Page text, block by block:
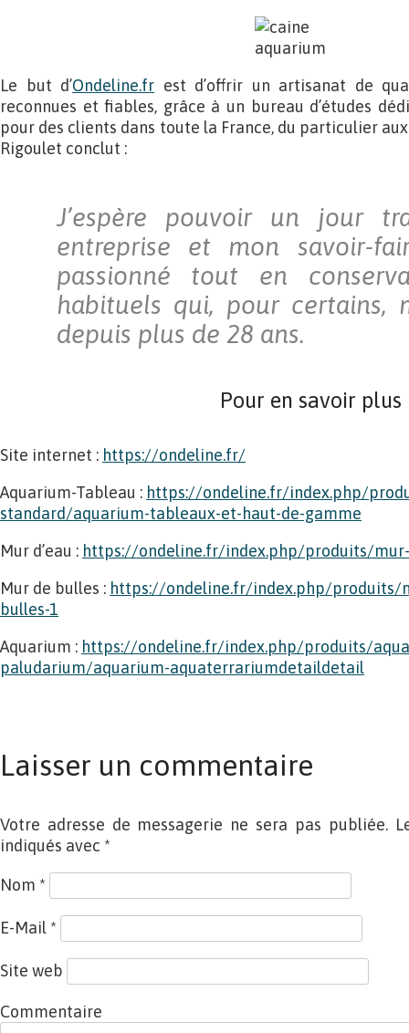
Le but d’Ondeline.fr est d’offrir un artisanat de
reconnues et fiables, grâce à un bureau d’études
pour des clients dans toute la France, du particulier
Rigoulet conclut :
J’espère pouvoir un jour
entreprise et mon savoir-
passionné tout en
habituels qui, pour certains,
depuis plus de 28 ans.
Pour en savoir plus
Site internet : https://ondeline.fr/
Aquarium-Tableau : https://ondeline.fr/index.php/
standard/aquarium-tableaux-et-haut-de-gamme
Mur d’eau : https://ondeline.fr/index.php/produits/
Mur de bulles : https://ondeline.fr/index.php/produits/
bulles-1
Aquarium : https://ondeline.fr/index.php/produits/
paludarium/aquarium-aquaterrariumdetaildetail
Laisser un commentaire
Votre adresse de messagerie ne sera pas publiée.
indiqués avec *
Nom *
E-Mail *
Site web
Commentaire